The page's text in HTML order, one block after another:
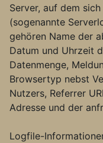
Server, auf dem
(sogenannte
gehören Name der
Datum und Uhrzeit
Datenmenge,
Browsertyp nebst
Nutzers, Referrer
Adresse und der
Logfile-